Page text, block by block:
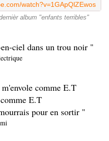
watch?v=1GApQlZEwos
album "enfants terribles"
ciel dans un trou noir "
comme E.T
E.T
pour en sortir "